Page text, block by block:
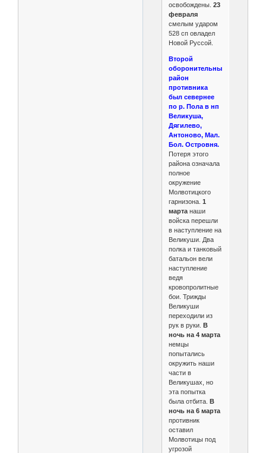
освобождены. 23
февраля
смелым ударом
528 сп овладел
Новой Руссой.
Второй
оборонительный
район
противника
был севернее
по р. Пола в нп
Великуша,
Дягилево,
Антоново, Мал.
Бол. Островня.
Потеря этого
района означала
полное
окружение
Молвотицкого
гарнизона. 1
марта наши
войска перешли
в наступление на
Великуши. Два
полка и танковый
батальон вели
наступление
ведя
кровопролитные
бои. Трижды
Великуши
переходили из
рук в руки. В
ночь на 4 марта
немцы
попытались
окружить наши
части в
Великушах, но
эта попытка
была отбита. В
ночь на 6 марта
противник
оставил
Молвотицы под
угрозой